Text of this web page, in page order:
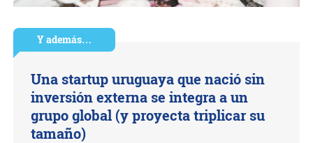
Y además…
Una startup uruguaya que nació sin
inversión externa se integra a un
grupo global (y proyecta triplicar su
tamaño)